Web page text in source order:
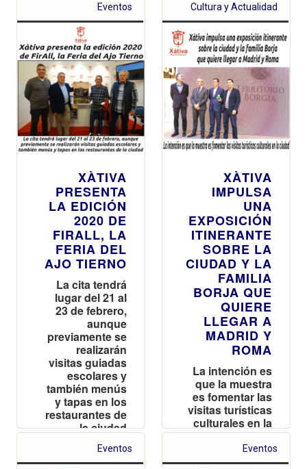
Eventos
XÀTIVA
PRESENTA
LA EDICIÓN
2020 DE
FIRALL, LA
FERIA DEL
AJO TIERNO
La cita tendrá
lugar del 21 al
23 de febrero,
aunque
previamente se
realizarán
visitas guiadas
escolares y
también menús
y tapas en los
restaurantes de
la ciudad
Cultura y Actualidad
XÀTIVA
IMPULSA
UNA
EXPOSICIÓN
ITINERANTE
SOBRE LA
CIUDAD Y LA
FAMILIA
BORJA QUE
QUIERE
LLEGAR A
MADRID Y
ROMA
La intención es
que la muestra
es fomentar las
visitas turísticas
culturales en la
ciudad
Eventos Eventos